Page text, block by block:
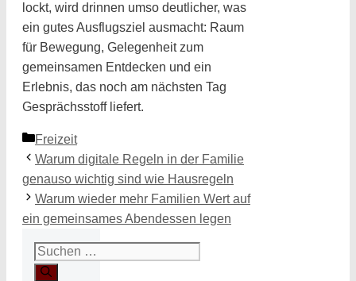
lockt, wird drinnen umso deutlicher, was
ein gutes Ausflugsziel ausmacht: Raum
für Bewegung, Gelegenheit zum
gemeinsamen Entdecken und ein
Erlebnis, das noch am nächsten Tag
Gesprächsstoff liefert.
Kategorien
Freizeit
Warum digitale Regeln in der Familie
genauso wichtig sind wie Hausregeln
Warum wieder mehr Familien Wert auf
ein gemeinsames Abendessen legen
Suchen
nach: